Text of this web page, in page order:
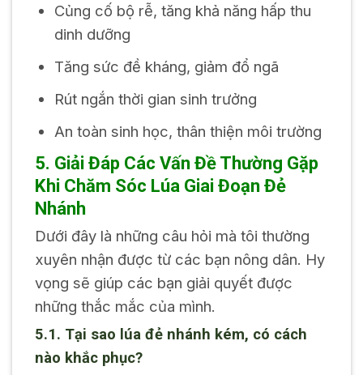
Củng cố bộ rễ, tăng khả năng hấp thu
dinh dưỡng
Tăng sức đề kháng, giảm đổ ngã
Rút ngắn thời gian sinh trưởng
An toàn sinh học, thân thiện môi trường
5. Giải Đáp Các Vấn Đề Thường Gặp
Khi Chăm Sóc Lúa Giai Đoạn Đẻ
Nhánh
Dưới đây là những câu hỏi mà tôi thường
xuyên nhận được từ các bạn nông dân. Hy
vọng sẽ giúp các bạn giải quyết được
những thắc mắc của mình.
5.1. Tại sao lúa đẻ nhánh kém, có cách
nào khắc phục?